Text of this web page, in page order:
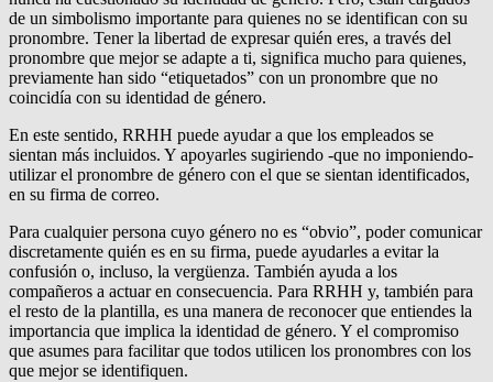
de un simbolismo importante para quienes no se identifican con su
pronombre. Tener la libertad de expresar quién eres, a través del
pronombre que mejor se adapte a ti, significa mucho para quienes,
previamente han sido “etiquetados” con un pronombre que no
coincidía con su identidad de género.
En este sentido, RRHH puede ayudar a que los empleados se
sientan más incluidos. Y apoyarles sugiriendo -que no imponiendo-
utilizar el pronombre de género con el que se sientan identificados,
en su firma de correo.
Para cualquier persona cuyo género no es “obvio”, poder comunicar
discretamente quién es en su firma, puede ayudarles a evitar la
confusión o, incluso, la vergüenza. También ayuda a los
compañeros a actuar en consecuencia. Para RRHH y, también para
el resto de la plantilla, es una manera de reconocer que entiendes la
importancia que implica la identidad de género. Y el compromiso
que asumes para facilitar que todos utilicen los pronombres con los
que mejor se identifiquen.